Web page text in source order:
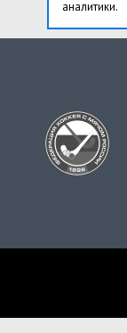
аналитики.